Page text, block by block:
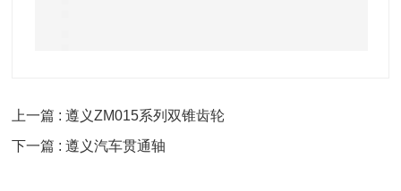
上一篇 : 遵义ZM015系列双锥齿轮
下一篇 : 遵义汽车贯通轴